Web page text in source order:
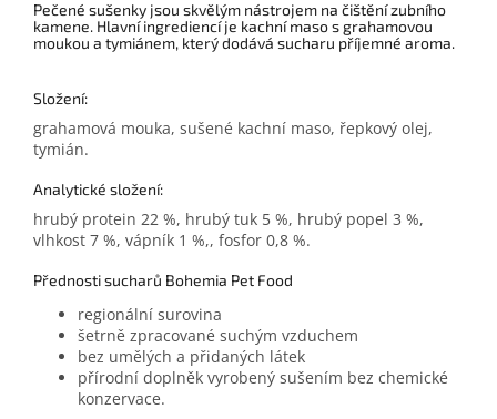
Pečené sušenky jsou skvělým nástrojem na čištění zubního
kamene. Hlavní ingrediencí je kachní maso s grahamovou
moukou a tymiánem, který dodává sucharu příjemné aroma.
Složení:
grahamová mouka, sušené kachní maso, řepkový olej,
tymián.
Analytické složení:
hrubý protein 22 %, hrubý tuk 5 %, hrubý popel 3 %,
vlhkost 7 %, vápník 1 %,, fosfor 0,8 %.
Přednosti sucharů Bohemia Pet Food
regionální surovina
šetrně zpracované suchým vzduchem
bez umělých a přidaných látek
přírodní doplněk vyrobený sušením bez chemické
konzervace.